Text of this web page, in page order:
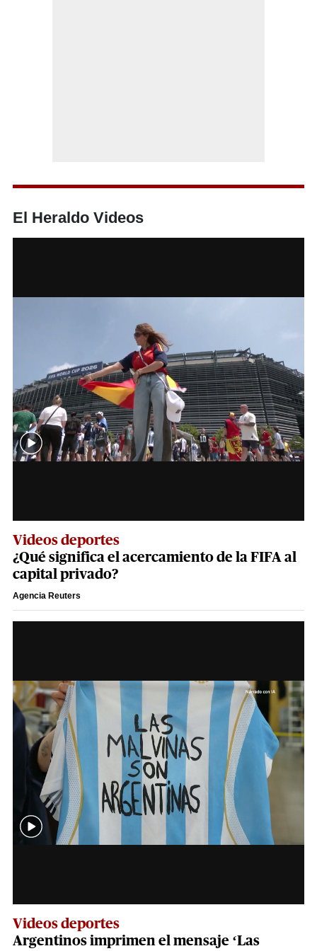
El Heraldo Videos
Videos deportes
¿Qué significa el acercamiento de la FIFA al
capital privado?
Agencia Reuters
Videos deportes
Argentinos imprimen el mensaje ‘Las